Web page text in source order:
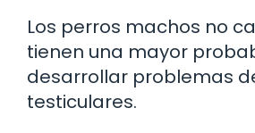
Los perros machos no
tienen una mayor
desarrollar problemas
testiculares.